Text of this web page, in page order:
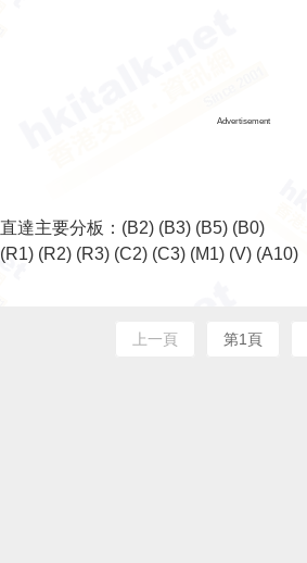
Advertisement
直達主要分板： (B2) (B3) (B5) (B0)
(R1) (R2) (R3) (C2) (C3) (M1) (V) (A10)
上一頁 第1頁